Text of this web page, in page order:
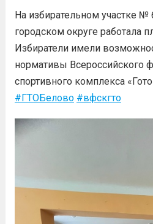
На избирательном участке
городском округе работала
Избиратели имели
нормативы Всероссийского
спортивного комплекса
#ГТОБелово #вфскгто